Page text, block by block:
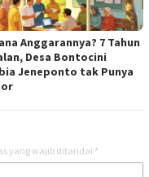
Anggarannya? 7 Tahun
Desa Bontocini
Jeneponto tak Punya
yang wajib ditandai *